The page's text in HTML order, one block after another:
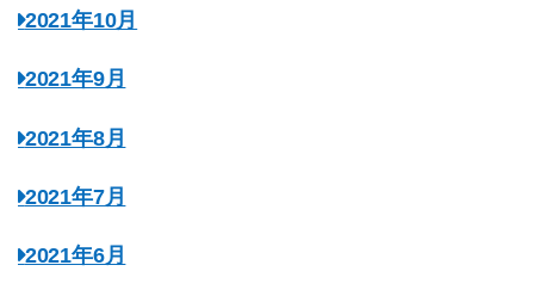
2021年10月
2021年9月
2021年8月
2021年7月
2021年6月